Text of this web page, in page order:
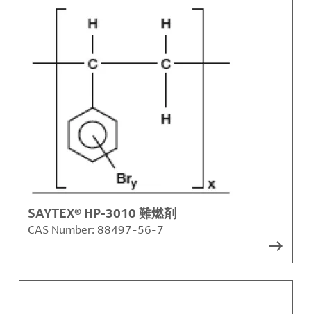
SAYTEX® HP-3010 難燃剤
CAS Number: 88497-56-7